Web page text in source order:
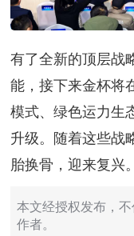
有了全新的顶层战
能，接下来金杯将
模式、绿色运力生
升级。随着这些战
胎换骨，迎来复兴。
本文经授权发布，
作者。